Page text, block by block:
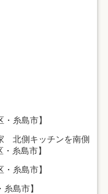
糸島市】
北側キッチンを南側
糸島市】
糸島市】
島市】